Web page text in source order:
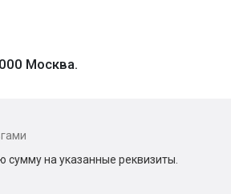
Москва.
сумму на указанные реквизиты.